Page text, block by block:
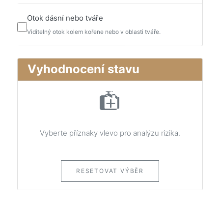
Otok dásní nebo tváře
Viditelný otok kolem kořene nebo v oblasti tváře.
Vyhodnocení stavu
Vyberte příznaky vlevo pro analýzu rizika.
RESETOVAT VÝBĚR